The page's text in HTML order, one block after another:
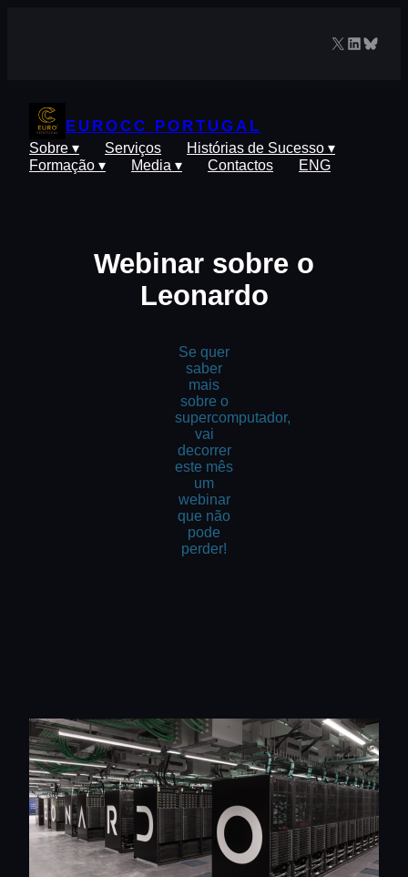
X LinkedIn
EUROCC PORTUGAL
Sobre ▾ Serviços
Histórias de Sucesso ▾
Formação ▾
Media ▾ Contactos ENG
Webinar sobre o
Leonardo
Se quer
saber
mais
sobre o
supercomputador,
vai
decorrer
este mês
um
webinar
que não
pode
perder!